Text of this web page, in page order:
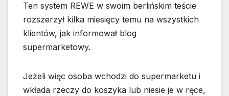
Ten system REWE w swoim berlińskim teście
rozszerzył kilka miesięcy temu na wszystkich
klientów, jak informował blog
supermarketowy.
Jeżeli więc osoba wchodzi do supermarketu i
wkłada rzeczy do koszyka lub niesie je w ręce,